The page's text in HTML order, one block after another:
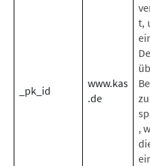
_pk_id
www.kas
.de
t,
zu
,